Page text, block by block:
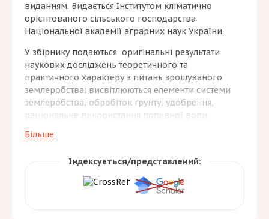
виданням. Видається Інститутом кліматично
орієнтованого сільського господарства
Національної академії аграрних наук України.
У збірнику подаються оригінальні результати
наукових досліджень теоретичного та
практичного характеру з питань зрошуваного
землеробства: висвітлюються елементи системи
землеробства, обробіток ґрунту, удобрення,
раціональне використання поливної води,
кормовиробництва, вирощування зернових,
сортів і гібридів для зрошуваних земель тощо.
Більше
Індексується/представлений: